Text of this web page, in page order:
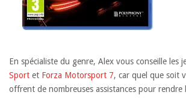
En spécialiste du genre, Alex vous conseille les
Sport et Forza Motorsport 7, car quel que soit
offrent de nombreuses assistances pour rendre